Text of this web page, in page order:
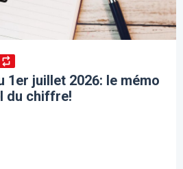
1er juillet 2026: le mémo
du chiffre!